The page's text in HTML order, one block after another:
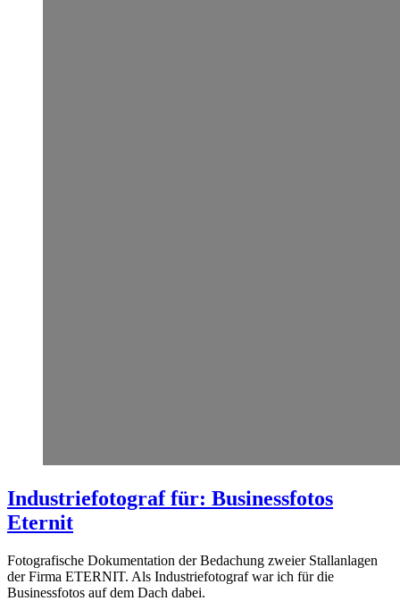
Industriefotograf für: Businessfotos
Eternit
Fotografische Dokumentation der Bedachung zweier Stallanlagen
der Firma ETERNIT. Als Industriefotograf war ich für die
Businessfotos auf dem Dach dabei.